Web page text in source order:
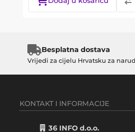
Besplatna dostava
Vrijedi za cijelu Hrvatsku za
KONTAKT I INFORMACIJE
36 INFO d.o.o.